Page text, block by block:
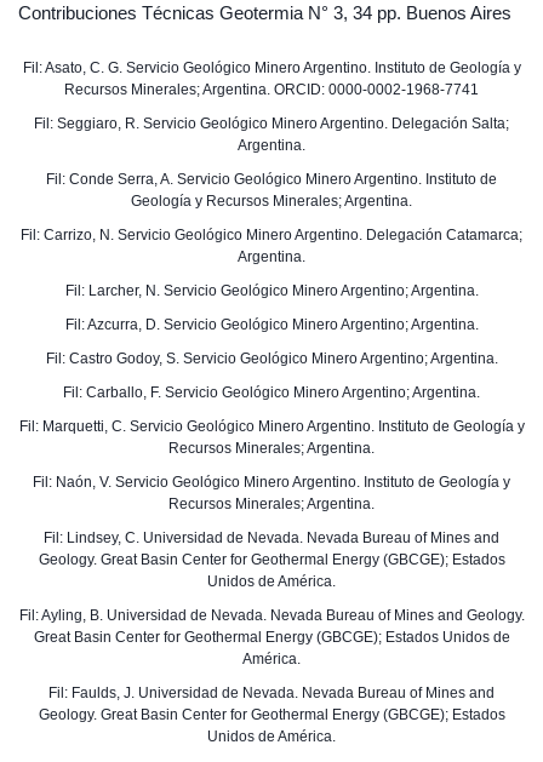
Contribuciones Técnicas Geotermia N° 3, 34 pp. Buenos Aires
Fil: Asato, C. G. Servicio Geológico Minero Argentino. Instituto de Geología y
Recursos Minerales; Argentina. ORCID: 0000-0002-1968-7741
Fil: Seggiaro, R. Servicio Geológico Minero Argentino. Delegación Salta;
Argentina.
Fil: Conde Serra, A. Servicio Geológico Minero Argentino. Instituto de
Geología y Recursos Minerales; Argentina.
Fil: Carrizo, N. Servicio Geológico Minero Argentino. Delegación Catamarca;
Argentina.
Fil: Larcher, N. Servicio Geológico Minero Argentino; Argentina.
Fil: Azcurra, D. Servicio Geológico Minero Argentino; Argentina.
Fil: Castro Godoy, S. Servicio Geológico Minero Argentino; Argentina.
Fil: Carballo, F. Servicio Geológico Minero Argentino; Argentina.
Fil: Marquetti, C. Servicio Geológico Minero Argentino. Instituto de Geología y
Recursos Minerales; Argentina.
Fil: Naón, V. Servicio Geológico Minero Argentino. Instituto de Geología y
Recursos Minerales; Argentina.
Fil: Lindsey, C. Universidad de Nevada. Nevada Bureau of Mines and
Geology. Great Basin Center for Geothermal Energy (GBCGE); Estados
Unidos de América.
Fil: Ayling, B. Universidad de Nevada. Nevada Bureau of Mines and Geology.
Great Basin Center for Geothermal Energy (GBCGE); Estados Unidos de
América.
Fil: Faulds, J. Universidad de Nevada. Nevada Bureau of Mines and
Geology. Great Basin Center for Geothermal Energy (GBCGE); Estados
Unidos de América.